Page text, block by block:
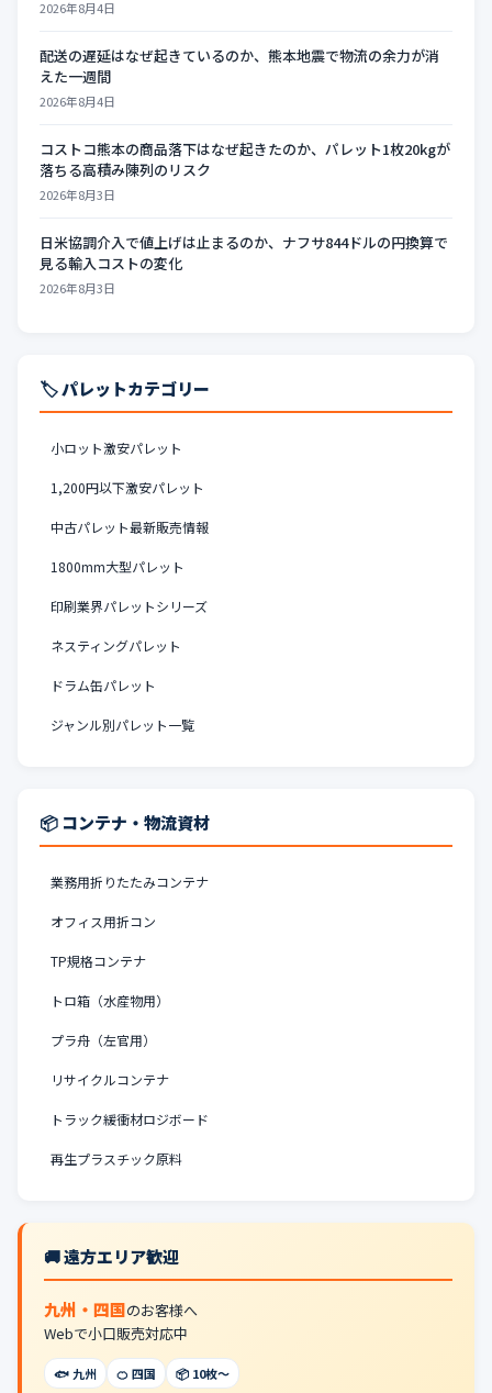
2026年8月4日
配送の遅延はなぜ起きているのか、熊本地震で物流の余力が消
えた一週間
2026年8月4日
コストコ熊本の商品落下はなぜ起きたのか、パレット1枚20kgが
落ちる高積み陳列のリスク
2026年8月3日
日米協調介入で値上げは止まるのか、ナフサ844ドルの円換算で
見る輸入コストの変化
2026年8月3日
🏷️ パレットカテゴリー
小ロット激安パレット
1,200円以下激安パレット
中古パレット最新販売情報
1800mm大型パレット
印刷業界パレットシリーズ
ネスティングパレット
ドラム缶パレット
ジャンル別パレット一覧
📦 コンテナ・物流資材
業務用折りたたみコンテナ
オフィス用折コン
TP規格コンテナ
トロ箱（水産物用）
プラ舟（左官用）
リサイクルコンテナ
トラック緩衝材ロジボード
再生プラスチック原料
🚚 遠方エリア歓迎
九州・四国のお客様へ
Webで小口販売対応中
🐟 九州 🍊 四国 📦 10枚〜